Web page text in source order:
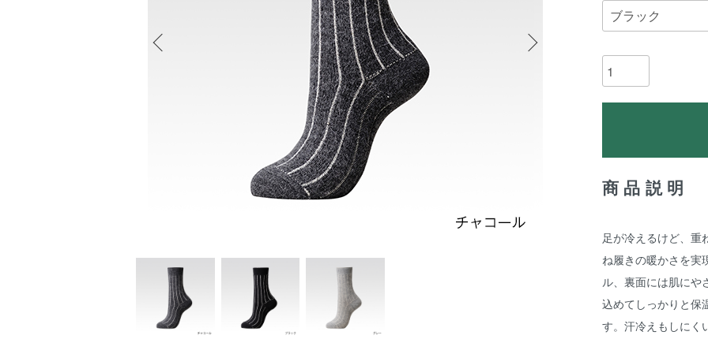
商品説明
足が冷えるけど、重
ね履きの暖かさを実
ル、裏面には肌にや
込めてしっかりと保
す。汗冷えもしにく